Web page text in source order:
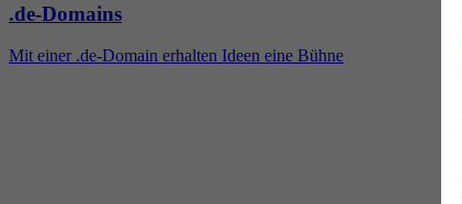
.de-Domains
Mit einer .de-Domain erhalten Ideen eine Bühne